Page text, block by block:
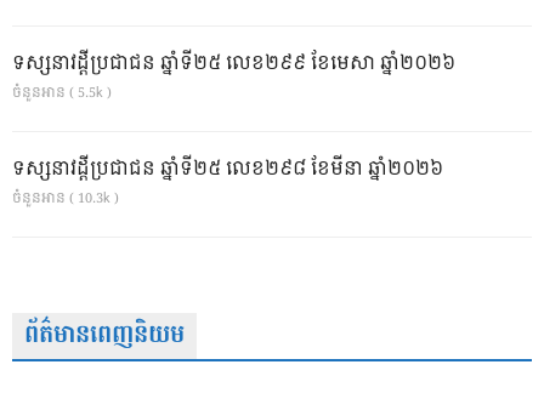
ទស្សនាវដ្ដីប្រជាជន ឆ្នាំទី២៥ លេខ២៩៩ ខែមេសា ឆ្នាំ២០២៦
ចំនួនអាន ( 5.5k )
ទស្សនាវដ្ដីប្រជាជន ឆ្នាំទី២៥ លេខ២៩៨ ខែមីនា ឆ្នាំ២០២៦
ចំនួនអាន ( 10.3k )
ព័ត៌មានពេញនិយម